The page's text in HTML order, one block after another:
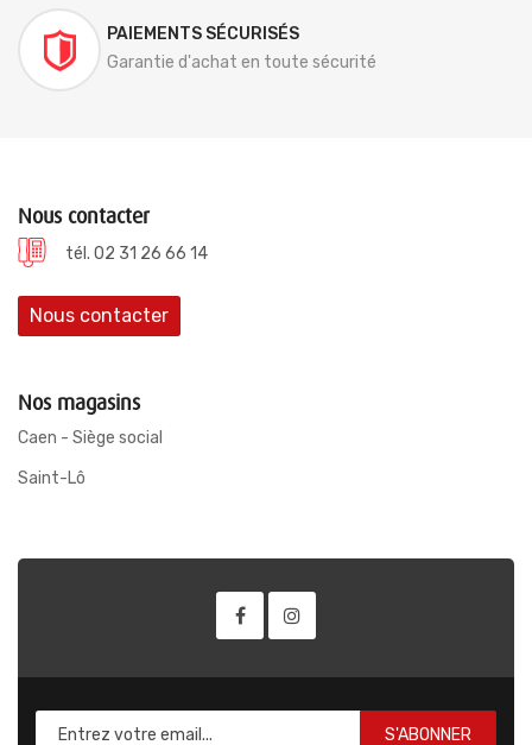
PAIEMENTS SÉCURISÉS
Garantie d'achat en toute sécurité
Nous contacter
tél. 02 31 26 66 14
Nous contacter
Nos magasins
Caen - Siège social
Saint-Lô
S'ABONNER